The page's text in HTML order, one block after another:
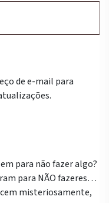
de e-mail para
para não fazer algo?
para NÃO fazeres…
misteriosamente,